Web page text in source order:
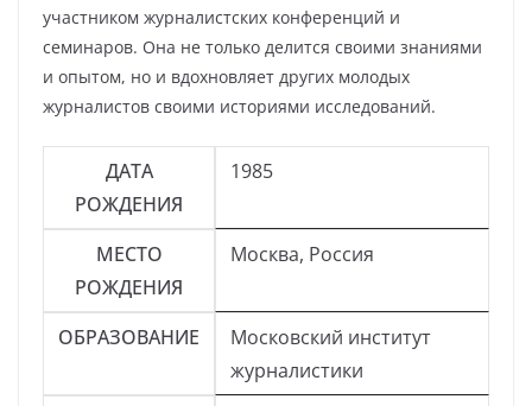
участником журналистских конференций и
семинаров. Она не только делится своими знаниями
и опытом, но и вдохновляет других молодых
журналистов своими историями исследований.
ДАТА
РОЖДЕНИЯ
1985
МЕСТО
РОЖДЕНИЯ
Москва, Россия
ОБРАЗОВАНИЕ
Московский институт
журналистики